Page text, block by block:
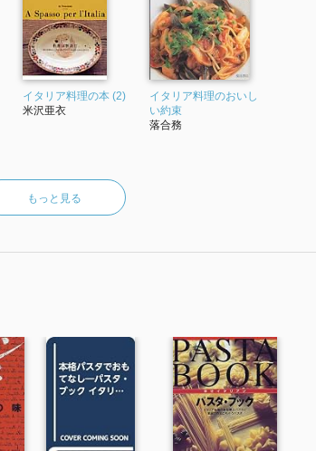
イタリア料理の本 (2)
米沢亜衣
イタリア料理のおいし
い約束
落合務
もっと見る